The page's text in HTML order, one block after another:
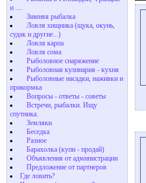
и ....
Зимняя рыбалка
Ловля хищника (щука, окунь,
судак и другие...)
Ловля карпа
Ловля сома
Рыболовное снаряжение
Рыболовная кулинария - кухня
Рыболовные насадки, наживки и
прикормка
Вопросы - ответы - советы
Встречи, рыбалки. Ищу
спутника.
Земляки
Беседка
Разное
Барахолка (купи - продай)
Объявления от администрации
Предложение от партнеров
Где ловить?